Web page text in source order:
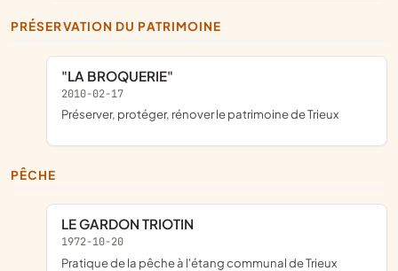
PRÉSERVATION DU PATRIMOINE
"LA BROQUERIE"
2010-02-17
préserver, protéger, rénover le patrimoine de Trieux
PÊCHE
LE GARDON TRIOTIN
1972-10-20
pratique de la pêche à l'étang communal de Trieux